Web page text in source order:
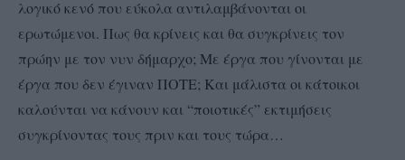
λογικό κενό που εύκολα αντιλαμβάνονται οι
ερωτώμενοι. Πως θα κρίνεις και θα συγκρίνεις τον
πρώην με τον νυν δήμαρχο; Με έργα που γίνονται με
έργα που δεν έγιναν ΠΟΤΕ; Και μάλιστα οι κάτοικοι
καλούνται να κάνουν και “ποιοτικές” εκτιμήσεις
συγκρίνοντας τους πριν και τους τώρα…